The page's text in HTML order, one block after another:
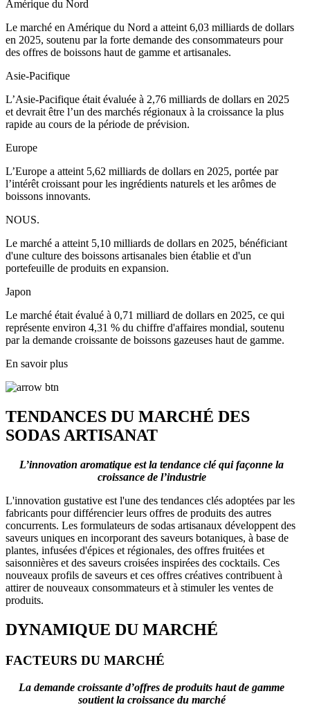
Amérique du Nord
Le marché en Amérique du Nord a atteint 6,03 milliards de dollars
en 2025, soutenu par la forte demande des consommateurs pour
des offres de boissons haut de gamme et artisanales.
Asie-Pacifique
L’Asie-Pacifique était évaluée à 2,76 milliards de dollars en 2025
et devrait être l’un des marchés régionaux à la croissance la plus
rapide au cours de la période de prévision.
Europe
L’Europe a atteint 5,62 milliards de dollars en 2025, portée par
l’intérêt croissant pour les ingrédients naturels et les arômes de
boissons innovants.
NOUS.
Le marché a atteint 5,10 milliards de dollars en 2025, bénéficiant
d'une culture des boissons artisanales bien établie et d'un
portefeuille de produits en expansion.
Japon
Le marché était évalué à 0,71 milliard de dollars en 2025, ce qui
représente environ 4,31 % du chiffre d'affaires mondial, soutenu
par la demande croissante de boissons gazeuses haut de gamme.
En savoir plus
TENDANCES DU MARCHÉ DES
SODAS ARTISANAT
L’innovation aromatique est la tendance clé qui façonne la
croissance de l’industrie
L'innovation gustative est l'une des tendances clés adoptées par les
fabricants pour différencier leurs offres de produits des autres
concurrents. Les formulateurs de sodas artisanaux développent des
saveurs uniques en incorporant des saveurs botaniques, à base de
plantes, infusées d'épices et régionales, des offres fruitées et
saisonnières et des saveurs croisées inspirées des cocktails. Ces
nouveaux profils de saveurs et ces offres créatives contribuent à
attirer de nouveaux consommateurs et à stimuler les ventes de
produits.
DYNAMIQUE DU MARCHÉ
FACTEURS DU MARCHÉ
La demande croissante d’offres de produits haut de gamme
soutient la croissance du marché